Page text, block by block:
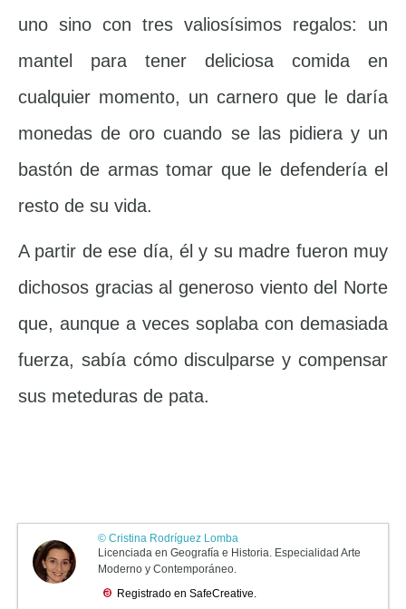
uno sino con tres valiosísimos regalos: un
mantel para tener deliciosa comida en
cualquier momento, un carnero que le daría
monedas de oro cuando se las pidiera y un
bastón de armas tomar que le defendería el
resto de su vida.
A partir de ese día, él y su madre fueron muy
dichosos gracias al generoso viento del Norte
que, aunque a veces soplaba con demasiada
fuerza, sabía cómo disculparse y compensar
sus meteduras de pata.